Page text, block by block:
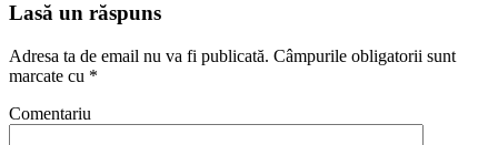
Lasă un răspuns
Adresa ta de email nu va fi publicată. Câmpurile obligatorii sunt
marcate cu *
Comentariu